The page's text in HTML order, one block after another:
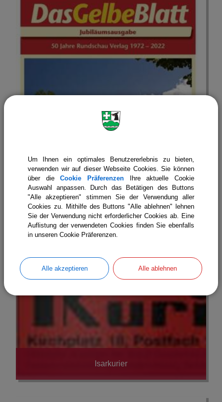
Gelbes Blatt
Isarkurier
Um Ihnen ein optimales Benutzererlebnis zu bieten,
verwenden wir auf dieser Webseite Cookies. Sie können
über dieCookie Präferenzen Ihre aktuelle Cookie
Auswahl anpassen. Durch das Betätigen des Buttons
"Alle akzeptieren" stimmen Sie der Verwendung aller
Cookies zu. Mithilfe des Buttons "Alle ablehnen" lehnen
Sie der Verwendung nicht erforderlicher Cookies ab. Eine
Auflistung der verwendeten Cookies finden Sie ebenfalls
in unseren Cookie Präferenzen.
Alle akzeptieren Alle ablehnen